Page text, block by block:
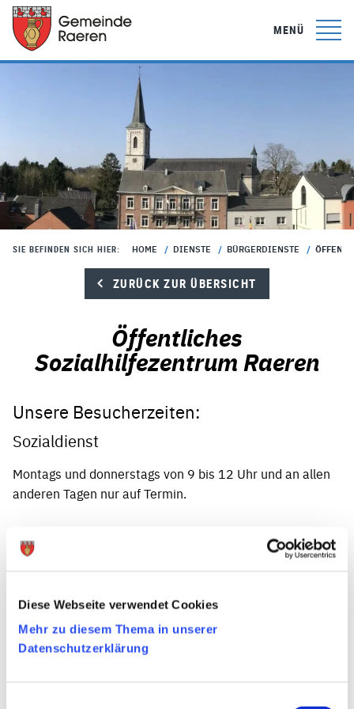
Diese Webseite verwendet Cookies
Mehr zu diesem Thema in unserer
Datenschutzerklärung
MENÜ
SIE BEFINDEN SICH HIER: HOME / DIENSTE / BÜRGERDIENSTE /
ZURÜCK ZUR ÜBERSICHT
Öffentliches
Sozialhilfezentrum Raeren
Unsere Besucherzeiten:
Sozialdienst
Montags und donnerstags von 9 bis 12 Uhr und an allen
anderen Tagen nur auf Termin.
Heizölbeihilfen:
telefonisch melden unter folgender Nummer: + 32 –
087/85 89 51